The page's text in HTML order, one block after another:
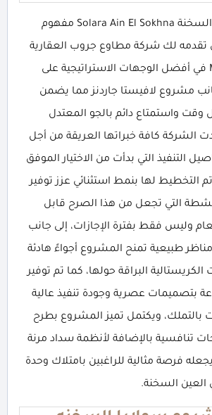
قرية سولارا العين السخنة Solara Ain El Sokhna مفهوم
لك شركة مطاوع جروب العقارية
MG Developments في أفضل الوجهات الاستراتيجية على
مشروع لافيستا جاردنز مما يضمن
وقت واستمتاع دائم بالجو المعتدل
الشركة كافة خبراتها العريقة من أجل
التنفيذ التي بدأت من الاختيار الموفق
التخطيط لها بنمط استثنائي عزز توفير
التي تجعل من هذا الصرح قابل
وليس فقط بفترة الإجازات، إلى جانب
طبيعية تمنح المشروع أجواءً هادئة
البراقة حولها، كما تم توفير
بتصميمات عصرية وجودة تنفيذ عالية
بالتملك، ويكتمل تميز المشروع بطرح
تنافسية بالإضافة لأنظمة سداد مرنة
فرصة مثالية للراغبين بامتلاك وحدة
العين السخنة.